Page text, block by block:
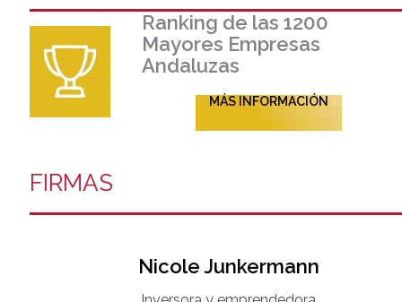
Ranking de las 1200
Mayores Empresas
Andaluzas
MÁS INFORMACIÓN
FIRMAS
Nicole Junkermann​